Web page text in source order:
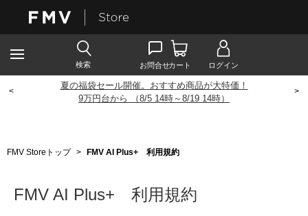
夏の福袋セール開催。おすすめ商品が大特価！
9万円台から （8/5 14時～8/19 14時）
< >
FMV Storeトップ > FMV AI Plus+ 利用規約
FMV AI Plus+ 利用規約